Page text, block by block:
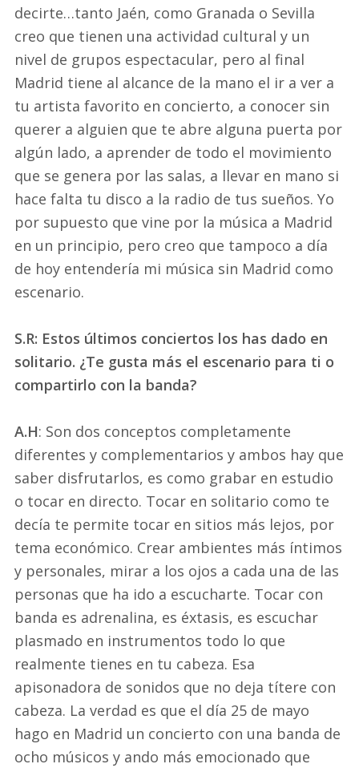
decirte…tanto Jaén, como Granada o Sevilla
creo que tienen una actividad cultural y un
nivel de grupos espectacular, pero al final
Madrid tiene al alcance de la mano el ir a ver a
tu artista favorito en concierto, a conocer sin
querer a alguien que te abre alguna puerta por
algún lado, a aprender de todo el movimiento
que se genera por las salas, a llevar en mano si
hace falta tu disco a la radio de tus sueños. Yo
por supuesto que vine por la música a Madrid
en un principio, pero creo que tampoco a día
de hoy entendería mi música sin Madrid como
escenario.
S.R: Estos últimos conciertos los has dado en
solitario. ¿Te gusta más el escenario para ti o
compartirlo con la banda?
A.H: Son dos conceptos completamente
diferentes y complementarios y ambos hay que
saber disfrutarlos, es como grabar en estudio
o tocar en directo. Tocar en solitario como te
decía te permite tocar en sitios más lejos, por
tema económico. Crear ambientes más íntimos
y personales, mirar a los ojos a cada una de las
personas que ha ido a escucharte. Tocar con
banda es adrenalina, es éxtasis, es escuchar
plasmado en instrumentos todo lo que
realmente tienes en tu cabeza. Esa
apisonadora de sonidos que no deja títere con
cabeza. La verdad es que el día 25 de mayo
hago en Madrid un concierto con una banda de
ocho músicos y ando más emocionado que